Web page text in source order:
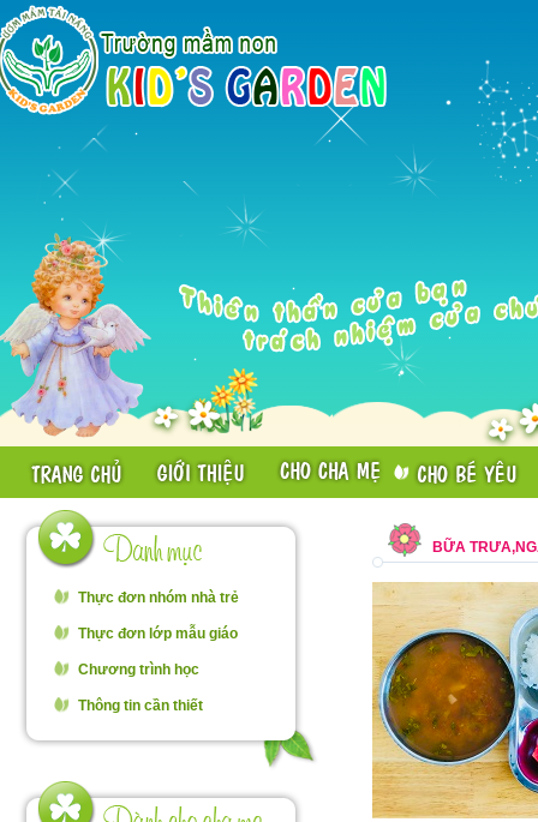
Thực đơn nhóm nhà trẻ
Thực đơn lớp mẫu giáo
Chương trình học
Thông tin cần thiết
BỮA